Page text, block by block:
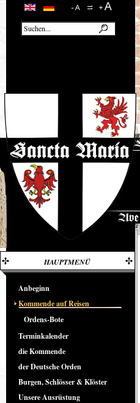
HAUPTMENÜ
Anbeginn
Kommende auf Reisen
Ordens-Bote
Terminkalender
die Kommende
der Deutsche Orden
Burgen, Schlösser & Klöster
Unsere Ausrüstung